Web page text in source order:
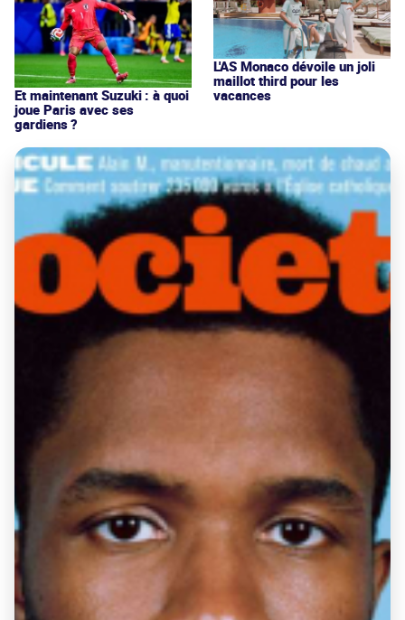
Et maintenant Suzuki : à quoi
joue Paris avec ses
gardiens ?
L'AS Monaco dévoile un joli
maillot third pour les
vacances